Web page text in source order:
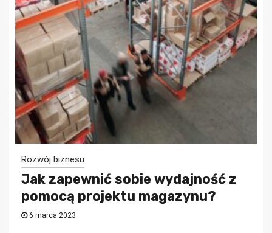
Rozwój biznesu
Jak zapewnić sobie wydajność z
pomocą projektu magazynu?
6 marca 2023